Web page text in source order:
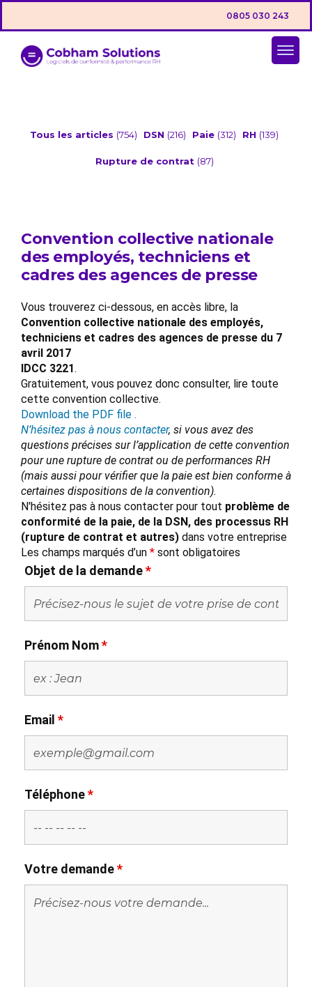
0805 030 243
Tous les articles (754) DSN (216) Paie (312) RH (139)
Rupture de contrat (87)
Convention collective nationale
des employés, techniciens et
cadres des agences de presse
Vous trouverez ci-dessous, en accès libre, la
Convention collective nationale des employés,
techniciens et cadres des agences de presse du 7
avril 2017
IDCC 3221.
Gratuitement, vous pouvez donc consulter, lire toute
cette convention collective.
Download the PDF file .
N’hésitez pas à nous contacter, si vous avez des
questions précises sur l’application de cette convention
pour une rupture de contrat ou de performances RH
(mais aussi pour vérifier que la paie est bien conforme à
certaines dispositions de la convention).
N'hésitez pas à nous contacter pour tout problème de
conformité de la paie, de la DSN, des processus RH
(rupture de contrat et autres) dans votre entreprise
Les champs marqués d’un * sont obligatoires
Objet de la demande*
Prénom Nom*
Email *
Téléphone*
Votre demande*